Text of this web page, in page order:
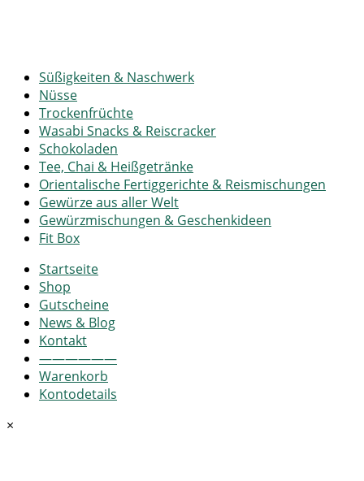
Süßigkeiten & Naschwerk
Nüsse
Trockenfrüchte
Wasabi Snacks & Reiscracker
Schokoladen
Tee, Chai & Heißgetränke
Orientalische Fertiggerichte & Reismischungen
Gewürze aus aller Welt
Gewürzmischungen & Geschenkideen
Fit Box
Startseite
Shop
Gutscheine
News & Blog
Kontakt
——————
Warenkorb
Kontodetails
×